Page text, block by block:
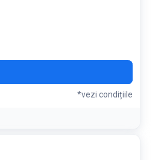
*vezi condițiile